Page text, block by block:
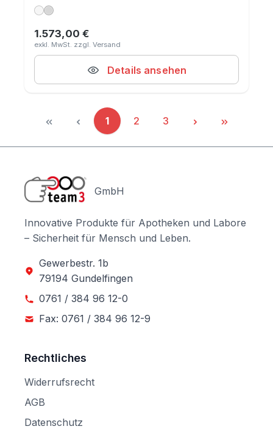
Regulärer Preis:
1.573,00 €
Details ansehen
Seite
1
Seite
2
Seite
3
GmbH
Innovative Produkte für Apotheken und Labore
– Sicherheit für Mensch und Leben.
Gewerbestr. 1b
79194 Gundelfingen
0761 / 384 96 12-0
Fax: 0761 / 384 96 12-9
Rechtliches
Widerrufsrecht
AGB
Datenschutz